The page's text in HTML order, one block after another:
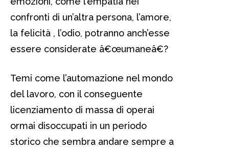
confronti di un’altra persona, l’amore,
la felicità , l’odio, potranno anch’esse
essere considerate â€œumaneâ€?
Temi come l’automazione nel mondo
del lavoro, con il conseguente
licenziamento di massa di operai
ormai disoccupati in un periodo
storico che sembra andare sempre a